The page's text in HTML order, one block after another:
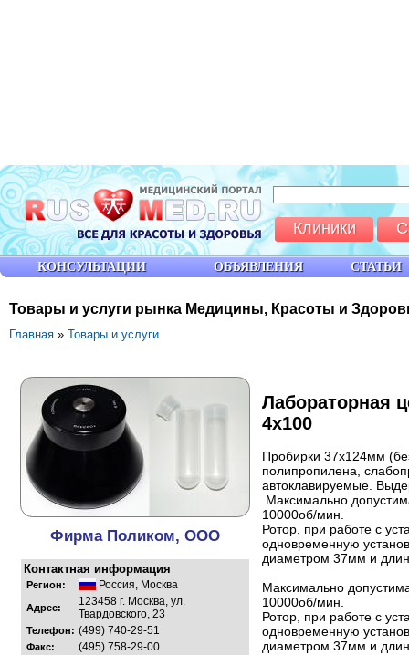
Товары и услуги рынка Медицины, Красоты и
Главная » Товары и услуги
Фирма Поликом, ООО
Контактная информация
Регион: Россия, Москва
Адрес:
123458 г. Москва, ул.
Твардовского, 23
Телефон: (499) 740-29-51
Факс: (495) 758-29-00
Лабораторная
4x100
Пробирки 37х124мм
полипропилена,
автоклавируемые.
Максимально
10000об/мин.
Ротор, при работе с
одновременную
диаметром 37мм и
Максимально
10000об/мин.
Ротор, при работе с
одновременную
диаметром 37мм и
КОНСУЛЬТАЦИИ ОБЪЯВЛЕНИЯ СТАТЬИ
Клиники